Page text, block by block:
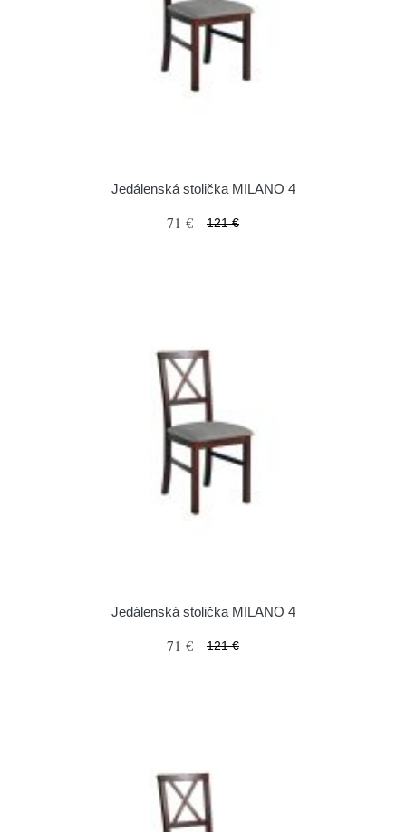
Jedálenská stolička MILANO 4
71 € 121 €
Jedálenská stolička MILANO 4
71 € 121 €